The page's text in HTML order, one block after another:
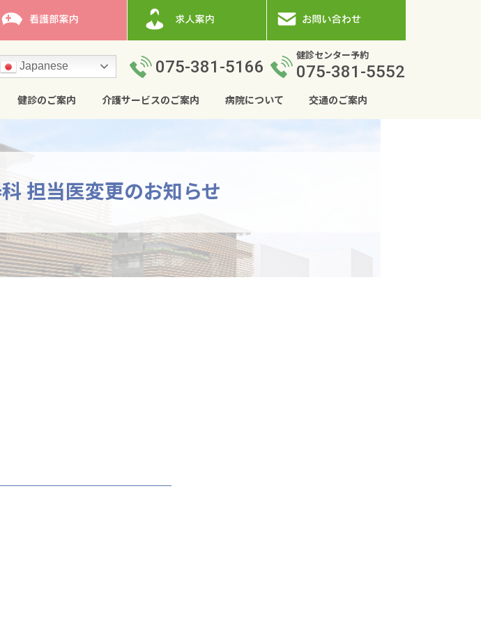
Japanese 075-381-5166
健診センター予約
075-381-5552
健診のご案内 介護サービスのご案内 病院について 交通のご案内
担当医変更のお知らせ